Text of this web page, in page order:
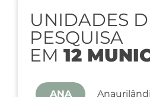
UNIDADES
PESQUISA
EM 12
ANA